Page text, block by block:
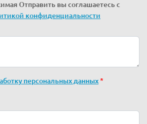
Отправить вы соглашаетесь с
конфиденциальности
персональных данных*